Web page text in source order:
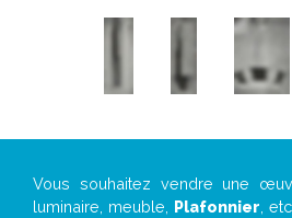
Vous souhaitez vendre une
luminaire, meuble, Plafonnier ,